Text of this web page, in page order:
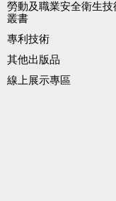
勞動及職業安全衛生技
叢書
專利技術
其他出版品
線上展示專區